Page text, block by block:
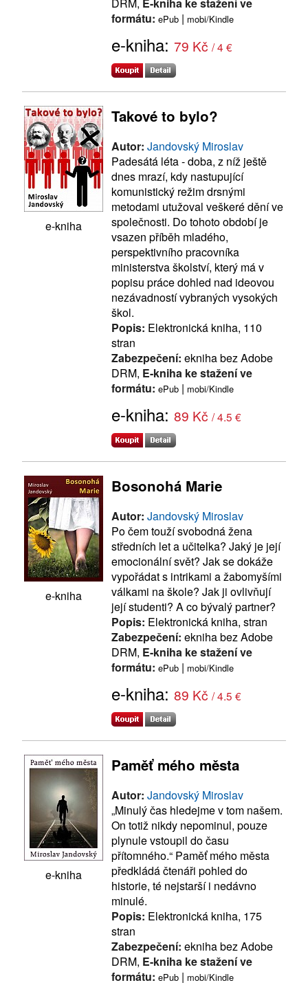
DRM, E-kniha ke stažení ve
formátu: ePub | mobi/Kindle
e-kniha: 79 Kč / 4 €
e-kniha
Takové to bylo?
Autor: Jandovský Miroslav
Padesátá léta - doba, z níž ještě
dnes mrazí, kdy nastupující
komunistický režim drsnými
metodami utužoval veškeré dění ve
společnosti. Do tohoto období je
vsazen příběh mladého,
perspektivního pracovníka
ministerstva školství, který má v
popisu práce dohled nad ideovou
nezávadností vybraných vysokých
škol.
Popis: Elektronická kniha, 110
stran
Zabezpečení: ekniha bez Adobe
DRM, E-kniha ke stažení ve
formátu: ePub | mobi/Kindle
e-kniha: 89 Kč / 4.5 €
e-kniha
Bosonohá Marie
Autor: Jandovský Miroslav
Po čem touží svobodná žena
středních let a učitelka? Jaký je její
emocionální svět? Jak se dokáže
vypořádat s intrikami a žabomyšími
válkami na škole? Jak ji ovlivňují
její studenti? A co bývalý partner?
Popis: Elektronická kniha, stran
Zabezpečení: ekniha bez Adobe
DRM, E-kniha ke stažení ve
formátu: ePub | mobi/Kindle
e-kniha: 89 Kč / 4.5 €
e-kniha
Paměť mého města
Autor: Jandovský Miroslav
„Minulý čas hledejme v tom našem.
On totiž nikdy nepominul, pouze
plynule vstoupil do času
přítomného.“ Paměť mého města
předkládá čtenáři pohled do
historie, té nejstarší i nedávno
minulé.
Popis: Elektronická kniha, 175
stran
Zabezpečení: ekniha bez Adobe
DRM, E-kniha ke stažení ve
formátu: ePub | mobi/Kindle